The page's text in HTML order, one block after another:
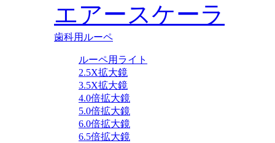
エアースケーラ
歯科用ルーペ
ルーペ用ライト
2.5X拡大鏡
3.5X拡大鏡
4.0倍拡大鏡
5.0倍拡大鏡
6.0倍拡大鏡
6.5倍拡大鏡